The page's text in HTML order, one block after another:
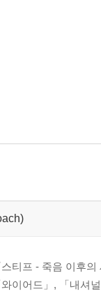
| 참고문헌
스티프 - 죽음 이후
와이어드」, 「내셔